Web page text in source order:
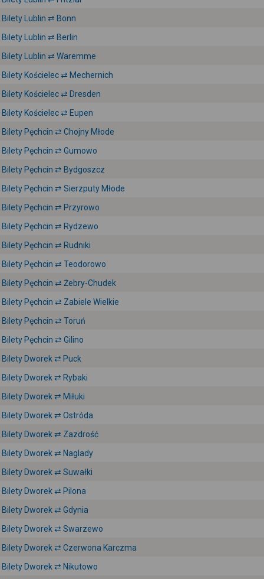
Bilety Lublin ⇄ Bonn
Bilety Lublin ⇄ Berlin
Bilety Lublin ⇄ Waremme
Bilety Kościelec ⇄ Mechernich
Bilety Kościelec ⇄ Dresden
Bilety Kościelec ⇄ Eupen
Bilety Pęchcin ⇄ Chojny Młode
Bilety Pęchcin ⇄ Gumowo
Bilety Pęchcin ⇄ Bydgoszcz
Bilety Pęchcin ⇄ Sierzputy Młode
Bilety Pęchcin ⇄ Przyrowo
Bilety Pęchcin ⇄ Rydzewo
Bilety Pęchcin ⇄ Rudniki
Bilety Pęchcin ⇄ Teodorowo
Bilety Pęchcin ⇄ Żebry-Chudek
Bilety Pęchcin ⇄ Zabiele Wielkie
Bilety Pęchcin ⇄ Toruń
Bilety Pęchcin ⇄ Gilino
Bilety Dworek ⇄ Puck
Bilety Dworek ⇄ Rybaki
Bilety Dworek ⇄ Miłuki
Bilety Dworek ⇄ Ostróda
Bilety Dworek ⇄ Zazdrość
Bilety Dworek ⇄ Naglady
Bilety Dworek ⇄ Suwałki
Bilety Dworek ⇄ Pilona
Bilety Dworek ⇄ Gdynia
Bilety Dworek ⇄ Swarzewo
Bilety Dworek ⇄ Czerwona Karczma
Bilety Dworek ⇄ Nikutowo